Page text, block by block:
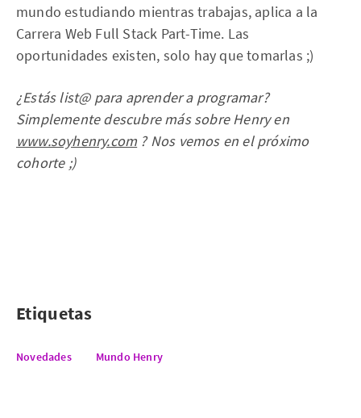
mundo estudiando mientras trabajas, aplica a la
Carrera Web Full Stack Part-Time. Las
oportunidades existen, solo hay que tomarlas ;)
¿Estás list@ para aprender a programar?
Simplemente descubre más sobre Henry en
www.soyhenry.com ? Nos vemos en el próximo
cohorte ;)
Etiquetas
Novedades Mundo Henry